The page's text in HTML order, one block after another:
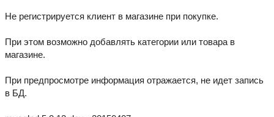
Не регистрируется клиент в магазине при покупке.
При этом возможно добавлять категории или товара в
магазине.
При предпросмотре информация отражается, не идет запись
в БД.